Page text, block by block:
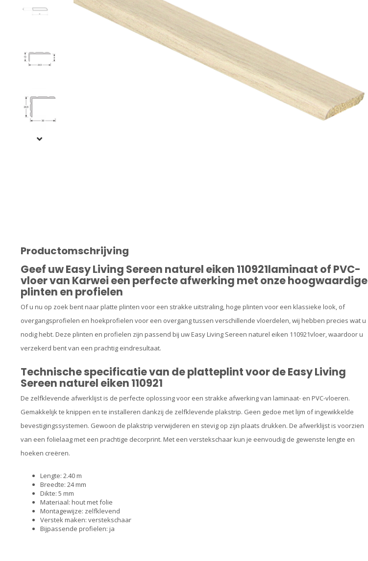
Productomschrijving
Geef uw Easy Living Sereen naturel eiken 110921laminaat of PVC-
vloer van Karwei een perfecte afwerking met onze hoogwaardige
plinten en profielen
Of u nu op zoek bent naar platte plinten voor een strakke uitstraling, hoge plinten voor een klassieke look, of
overgangsprofielen en hoekprofielen voor een overgang tussen verschillende vloerdelen, wij hebben precies wat u
nodig hebt. Deze plinten en profielen zijn passend bij uw Easy Living Sereen naturel eiken 110921vloer, waardoor u
verzekerd bent van een prachtig eindresultaat.
Technische specificatie van de platteplint voor de Easy Living
Sereen naturel eiken 110921
De zelfklevende afwerklijst is de perfecte oplossing voor een strakke afwerking van laminaat- en PVC-vloeren.
Gemakkelijk te knippen en te installeren dankzij de zelfklevende plakstrip. Geen gedoe met lijm of ingewikkelde
bevestigingssystemen. Gewoon de plakstrip verwijderen en stevig op zijn plaats drukken. De afwerklijst is voorzien
van een folielaag met een prachtige decorprint. Met een verstekschaar kun je eenvoudig de gewenste lengte en
hoeken creëren.
Lengte: 2.40 m
Breedte: 24 mm
Dikte: 5 mm
Materiaal: hout met folie
Montagewijze: zelfklevend
Verstek maken: verstekschaar
Bijpassende profielen: ja